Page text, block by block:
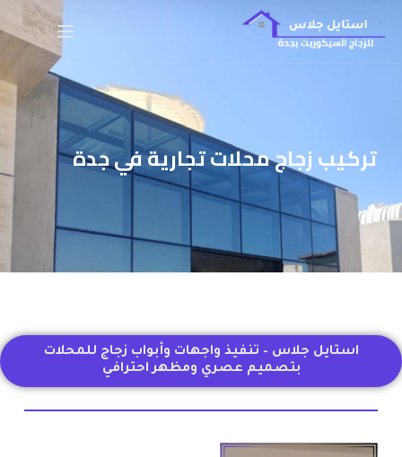
تركيب زجاج محلات تجارية في جدة
استايل جلاس – تنفيذ واجهات وأبواب زجاج للمحلات
بتصميم عصري ومظهر احترافي